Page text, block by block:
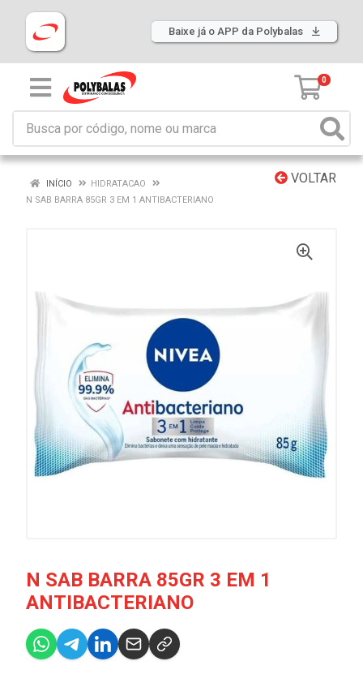
Baixe já o APP da Polybalas
0
VOLTAR
INÍCIO
HIDRATACAO
N SAB BARRA 85GR 3 EM 1 ANTIBACTERIANO
N SAB BARRA 85GR 3 EM 1
ANTIBACTERIANO